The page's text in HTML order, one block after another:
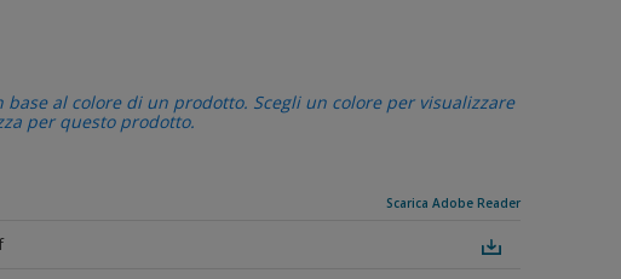
al colore di un prodotto. Scegli un colore per visualizzare
per questo prodotto.
Scarica Adobe Reader